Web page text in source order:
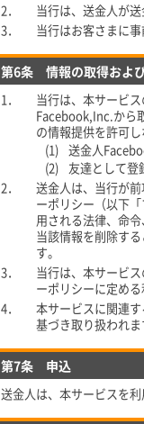
2．
当行は、送金人が
3．
当行はお客さまに
第6条 情報の取得およ
1．
当行は、本サービ
Facebook,Inc.から
の情報提供を許可
(1) 送金人
(2)
友達として
2．
送金人は、当行が
ーポリシー（以下
用される法律、命
当該情報を削除す
す。
3．
当行は、本サービ
ーポリシーに定め
4．
本サービスに関連
基づき取り扱われ
第7条 申込
送金人は、本サービスを